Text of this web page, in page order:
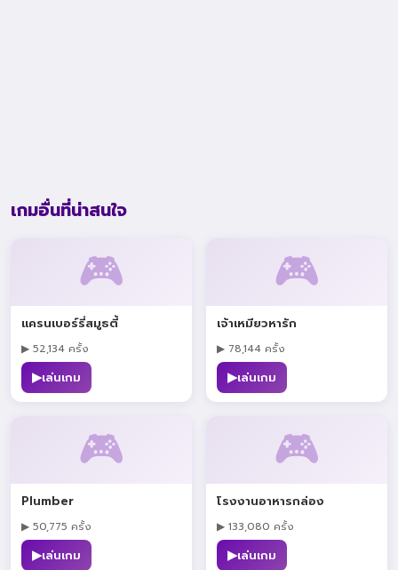
เกมอื่นที่น่าสนใจ
🎮
แครนเบอร์รี่สมูธตี้
▶ 52,134 ครั้ง
▶เล่นเกม
🎮
เจ้าเหมียวหารัก
▶ 78,144 ครั้ง
▶เล่นเกม
🎮
Plumber
▶ 50,775 ครั้ง
▶เล่นเกม
🎮
โรงงานอาหารกล่อง
▶ 133,080 ครั้ง
▶เล่นเกม